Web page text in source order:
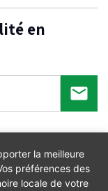
en
la meilleure
préférences des
locale de votre